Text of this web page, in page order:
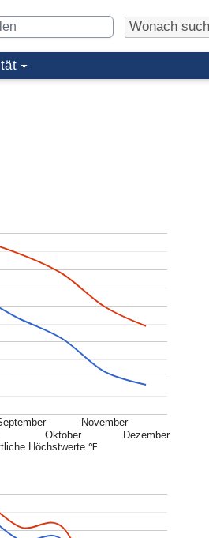
Höchstwerte ℉
Oktober
November
Dezember